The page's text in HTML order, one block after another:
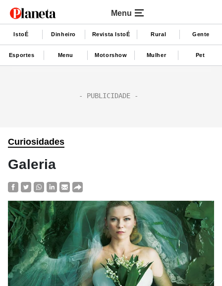
Menu
IstoÉ Dinheiro Revista IstoÉ Rural Gente
Esportes Menu Motorshow Mulher Pet
Curiosidades
Galeria